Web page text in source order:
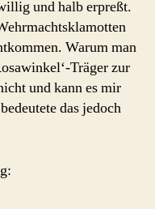
und halb erpreßt.
Warum man
Träger zur
und kann es mir
das jedoch